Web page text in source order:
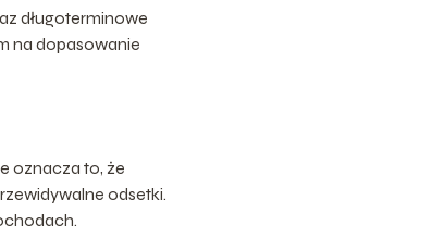
długoterminowe
na dopasowanie
oznacza to, że
odsetki.